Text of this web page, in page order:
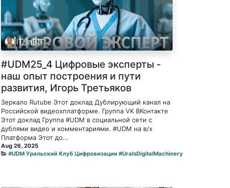
IT_InBIT
#UDM25_4 Цифровые эксперты -
наш опыт построения и пути
развития, Игорь Третьяков
Зеркало Rutube Этот доклад Дублирующий канал на
Российской видеохплатформе. Группа VK ВКонтакте
Этот доклад Группа #UDM в социальной сети с
дублями видео и комментариями. #UDM на в/х
Платформа Этот до...
Aug 26, 2025
#UDM Уральский Клуб Цифровизации #UralsDigitalMachinery